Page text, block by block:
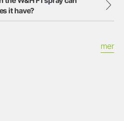
it have?
mer